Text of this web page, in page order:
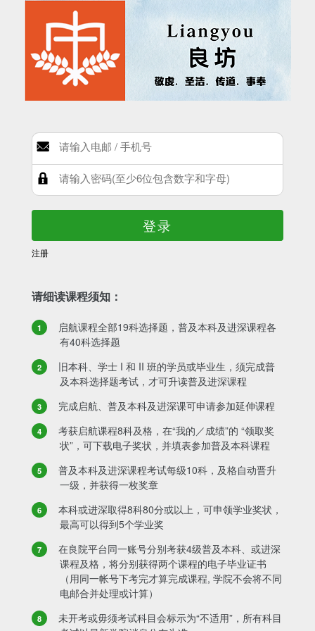
登录
注册
请细读课程须知：
启航课程全部19科选择题，普及本科及进深课程各
有40科选择题
旧本科、学士 I 和 II 班的学员或毕业生，须完成普
及本科选择题考试，才可升读普及进深课程
完成启航、普及本科及进深课可申请参加延伸课程
考获启航课程8科及格，在“我的／成绩”的 “领取奖
状”，可下载电子奖状，并填表参加普及本科课程
普及本科及进深课程考试每级10科，及格自动晋升
一级，并获得一枚奖章
本科或进深取得8科80分或以上，可申领学业奖状，
最高可以得到5个学业奖
在良院平台同一账号分别考获4级普及本科、或进深
课程及格，将分别获得两个课程的电子毕业证书
（用同一帐号下考完才算完成课程, 学院不会将不同
电邮合并处理或计算）
未开考或毋须考试科目会标示为“不适用”，所有科目